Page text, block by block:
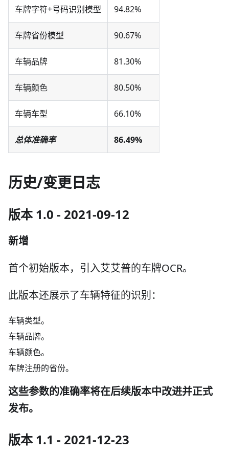
车牌字符+号码识别模型 94.82%
车牌省份模型 90.67%
车辆品牌 81.30%
车辆颜色 80.50%
车辆车型 66.10%
总体准确率 86.49%
历史/变更日志
版本 1.0 - 2021-09-12
新增
首个初始版本，引入艾艾普的车牌OCR。
此版本还展示了车辆特征的识别：
车辆类型。
车辆品牌。
车辆颜色。
车牌注册的省份。
这些参数的准确率将在后续版本中改进并正式
发布。
版本 1.1 - 2021-12-23